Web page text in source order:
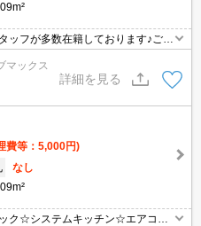
フが多数在籍しております♪ご要
さい！初期費用クレジット支払可
契約等弊社に一度も来店せずとも
掲載されている物件も全てご紹介
は全て申し付けください★
マックス
詳細を見る
費等：5,000円)
なし
ク☆システムキッチン☆エアコン